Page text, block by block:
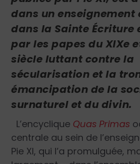
dans un enseignement
dans la Sainte Écriture
par les papes du XIXe
siècle luttant contre la
sécularisation et la
émancipation de la
surnaturel et du divin.
L’encyclique Quas Primas
centrale au sein de
Pie XI, qui l’a promulguée,